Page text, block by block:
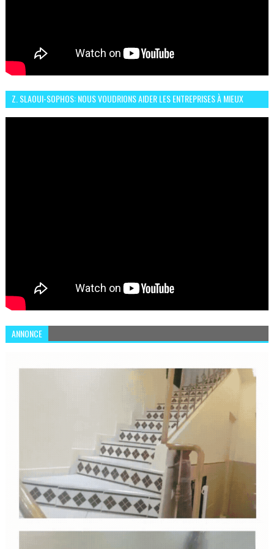
Z. SLAOUI-SOPHOS: NOUS VOUDRIONS AIDER LES ENTREPRISES À MIEUX
ANNONCE